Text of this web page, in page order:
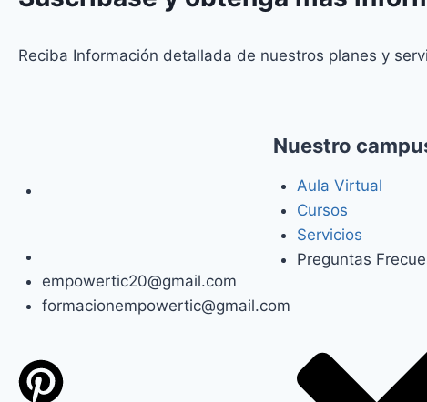
Reciba Información detallada de nuestros planes y
empowertic20@gmail.com
formacionempowertic@gmail.com
Nuestro
Aula Virtual
Cursos
Servicios
Preguntas